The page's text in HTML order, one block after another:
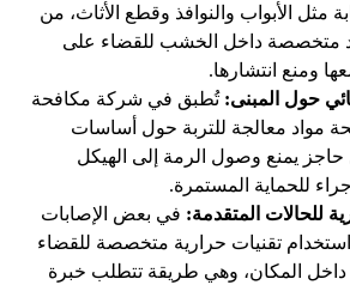
مثل الأبواب والنوافذ وقطع الأثاث، من
متخصصة داخل الخشب للقضاء على
ومنع انتشارها.
حول المبنى: تُطبق في شركة مكافحة
مواد معالجة للتربة حول أساسات
حاجز يمنع وصول الرمة إلى الهيكل
للحماية المستمرة.
للحالات المتقدمة: في بعض الإصابات
تقنيات حرارية متخصصة للقضاء
المكان، وهي طريقة تتطلب خبرة